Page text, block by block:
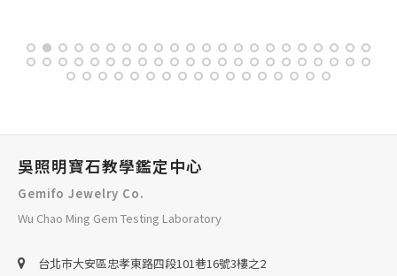
吳照明寶石教學鑑定中心
Gemifo Jewelry Co.
Wu Chao Ming Gem Testing Laboratory
台北巿大安區忠孝東路四段101巷16號3樓之2